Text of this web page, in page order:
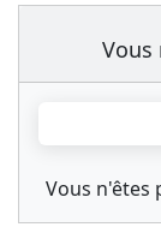
Vous
Vous n'êtes